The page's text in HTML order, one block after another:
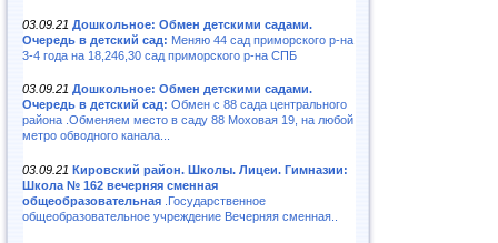
03.09.21 Дошкольное: Обмен детскими садами.
Очередь в детский сад: Меняю 44 сад приморского р-на
3-4 года на 18,246,30 сад приморского р-на СПБ
03.09.21 Дошкольное: Обмен детскими садами.
Очередь в детский сад: Обмен с 88 сада центрального
района .Обменяем место в саду 88 Моховая 19, на любой
метро обводного канала...
03.09.21 Кировский район. Школы. Лицеи. Гимназии:
Школа № 162 вечерняя сменная
общеобразовательная .Государственное
общеобразовательное учреждение Вечерняя сменная..